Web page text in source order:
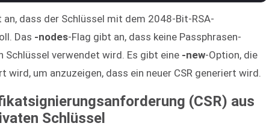
an, dass der Schlüssel mit dem 2048-Bit-RSA-
Das -nodes-Flag gibt an, dass keine Passphrasen-
Schlüssel verwendet wird. Es gibt eine -new-Option, die
um anzuzeigen, dass ein neuer CSR generiert wird.
(CSR) aus
Schlüssel